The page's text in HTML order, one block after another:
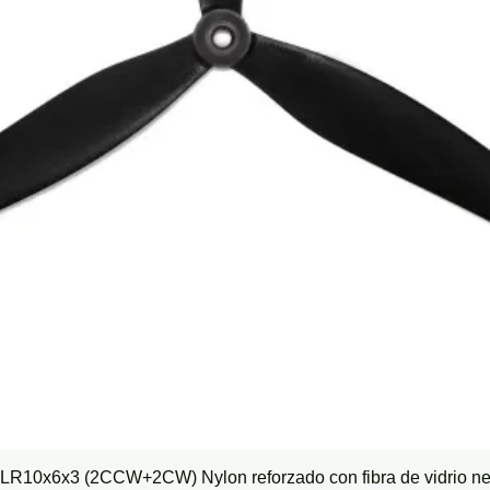
Vista rápida
(2CCW+2CW) Nylon reforzado con fibra de vidrio